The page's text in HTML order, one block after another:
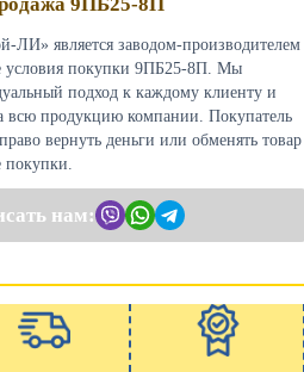
ЛИ» является заводом-производителем
условия покупки 9ПБ25-8П. Мы
подход к каждому клиенту и
всю продукцию компании. Покупатель
вернуть деньги или обменять товар
покупки.
нам: